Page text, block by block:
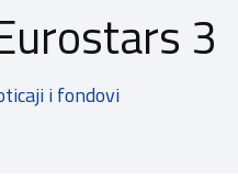
3
i fondovi